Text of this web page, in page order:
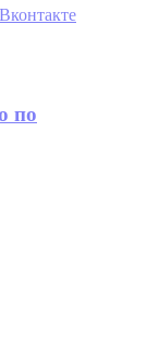
Вконтакте
по